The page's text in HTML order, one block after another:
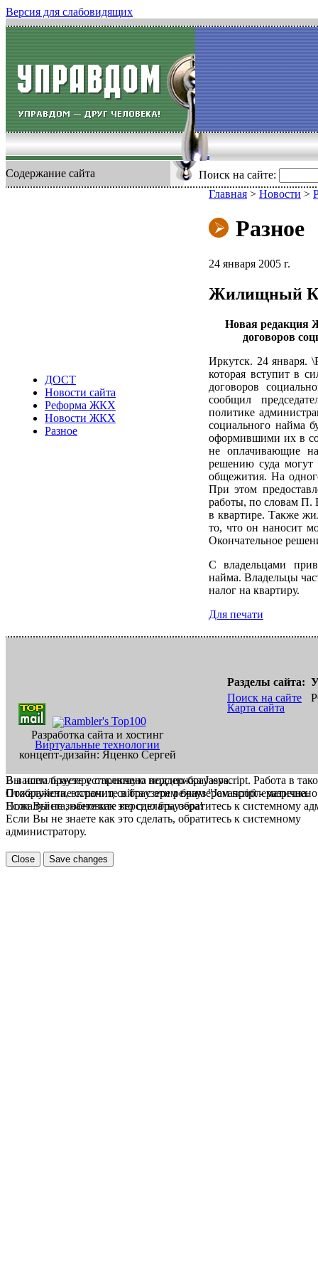
Версия для слабовидящих
Содержание сайта Поиск на сайте:
ДОСТ
Новости сайта
Реформа ЖКХ
Новости ЖКХ
Разное
Главная > Новости >
Разное
24 января 2005 г.
Жилищный
Новая редакция
договоров
Иркутск. 24 января.
которая вступит в
договоров
сообщил
политике
социального найма
оформившими их в
не оплачивающие
решению суда могут
общежития. На
При этом
работы, по словам П.
в квартире. Также
то, что он наносит
Окончательное
С владельцами
найма. Владельцы
налог на квартиру.
Для печати
Разработка сайта и хостинг
Виртуальные технологии
концепт-дизайн: Яценко Сергей
Разделы сайта:
Поиск на сайте
Карта сайта
В вашем браузере отключена поддержка Jasvscript. Работа в
Пожалуйста, включите в браузере режим "Javascript -
Если Вы не знаете как это сделать, обратитесь к системному
Вы используете устаревшую версию браузера.
Отображение страниц сайта с этим браузером проблематична.
Пожалуйста, обновите версию браузера!
Если Вы не знаете как это сделать, обратитесь к системному
администратору.
Close Save changes